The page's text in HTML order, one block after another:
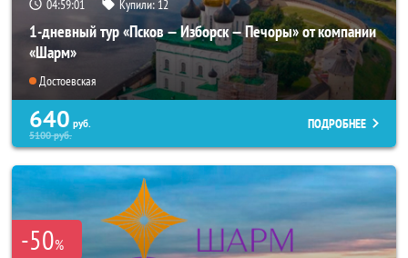
04:59:01 Купили: 12
1-дневный тур «Псков — Изборск — Печоры» от компании
«Шарм»
Достоевская
640 руб.
5100руб.
ПОДРОБНЕЕ
-50%